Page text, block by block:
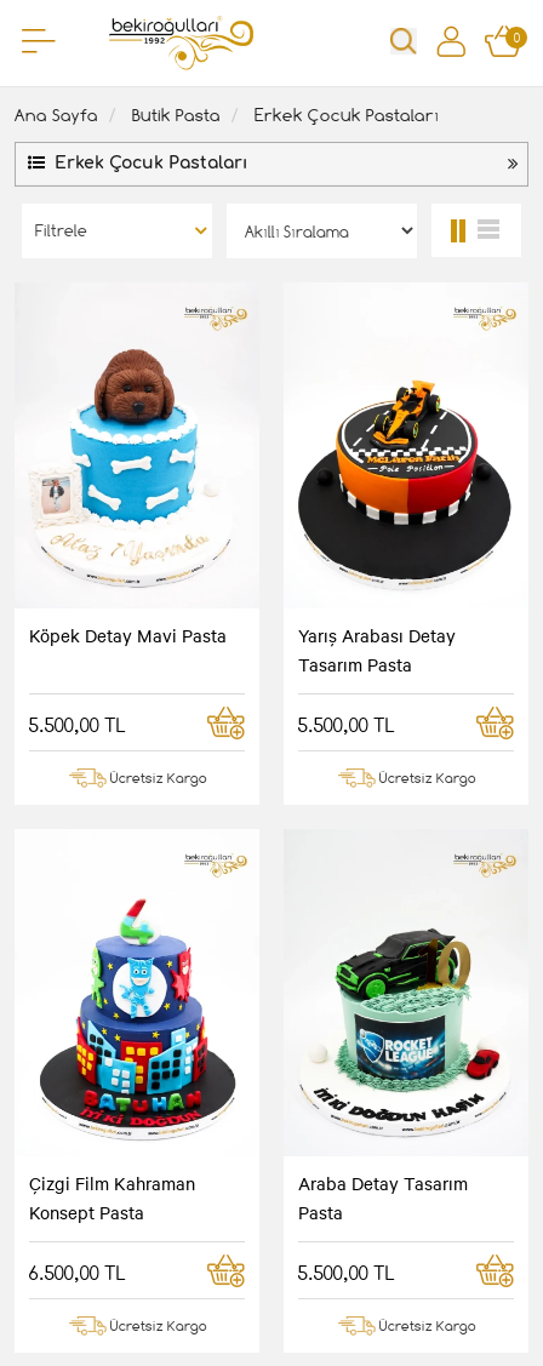
0
Ana Sayfa Butik Pasta Erkek Çocuk Pastaları
Erkek Çocuk Pastaları
Filtrele
Köpek Detay Mavi Pasta
5.500,00 TL
Ücretsiz Kargo
Yarış Arabası Detay
Tasarım Pasta
5.500,00 TL
Ücretsiz Kargo
Çizgi Film Kahraman
Konsept Pasta
6.500,00 TL
Ücretsiz Kargo
Araba Detay Tasarım
Pasta
5.500,00 TL
Ücretsiz Kargo